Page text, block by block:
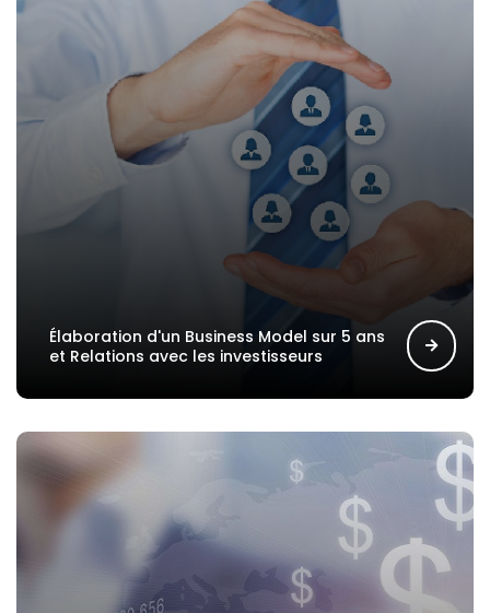
Élaboration d'un Business Model sur 5 ans
et Relations avec les investisseurs